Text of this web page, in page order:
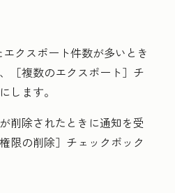
クスポート件数が多いとき
［複数のエクスポート］ チ
します。
削除されたときに通知を受
限の削除］ チェックボック